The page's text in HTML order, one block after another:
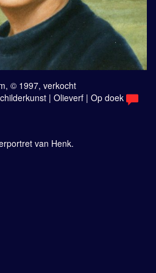
© 1997, verkocht
| Olieverf | Op doek
van Henk.